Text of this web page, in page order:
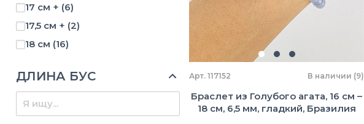
95 мм (1)
95-100 мм(2)
6-6,5 мм(1)
7-10 мм (2)
7-8 мм(1)
8-8,5 мм
9,5 мм(1)
17 см + (6)
17,5 см + (2)
18 см (16)
18,5 см(2)
18,5 см +
19 см(1)
ДЛИНА БУС Арт. 117152 В наличии (9)
Браслет из Голубого агата, 16 см –
18 см, 6,5 мм, гладкий, Бразилия